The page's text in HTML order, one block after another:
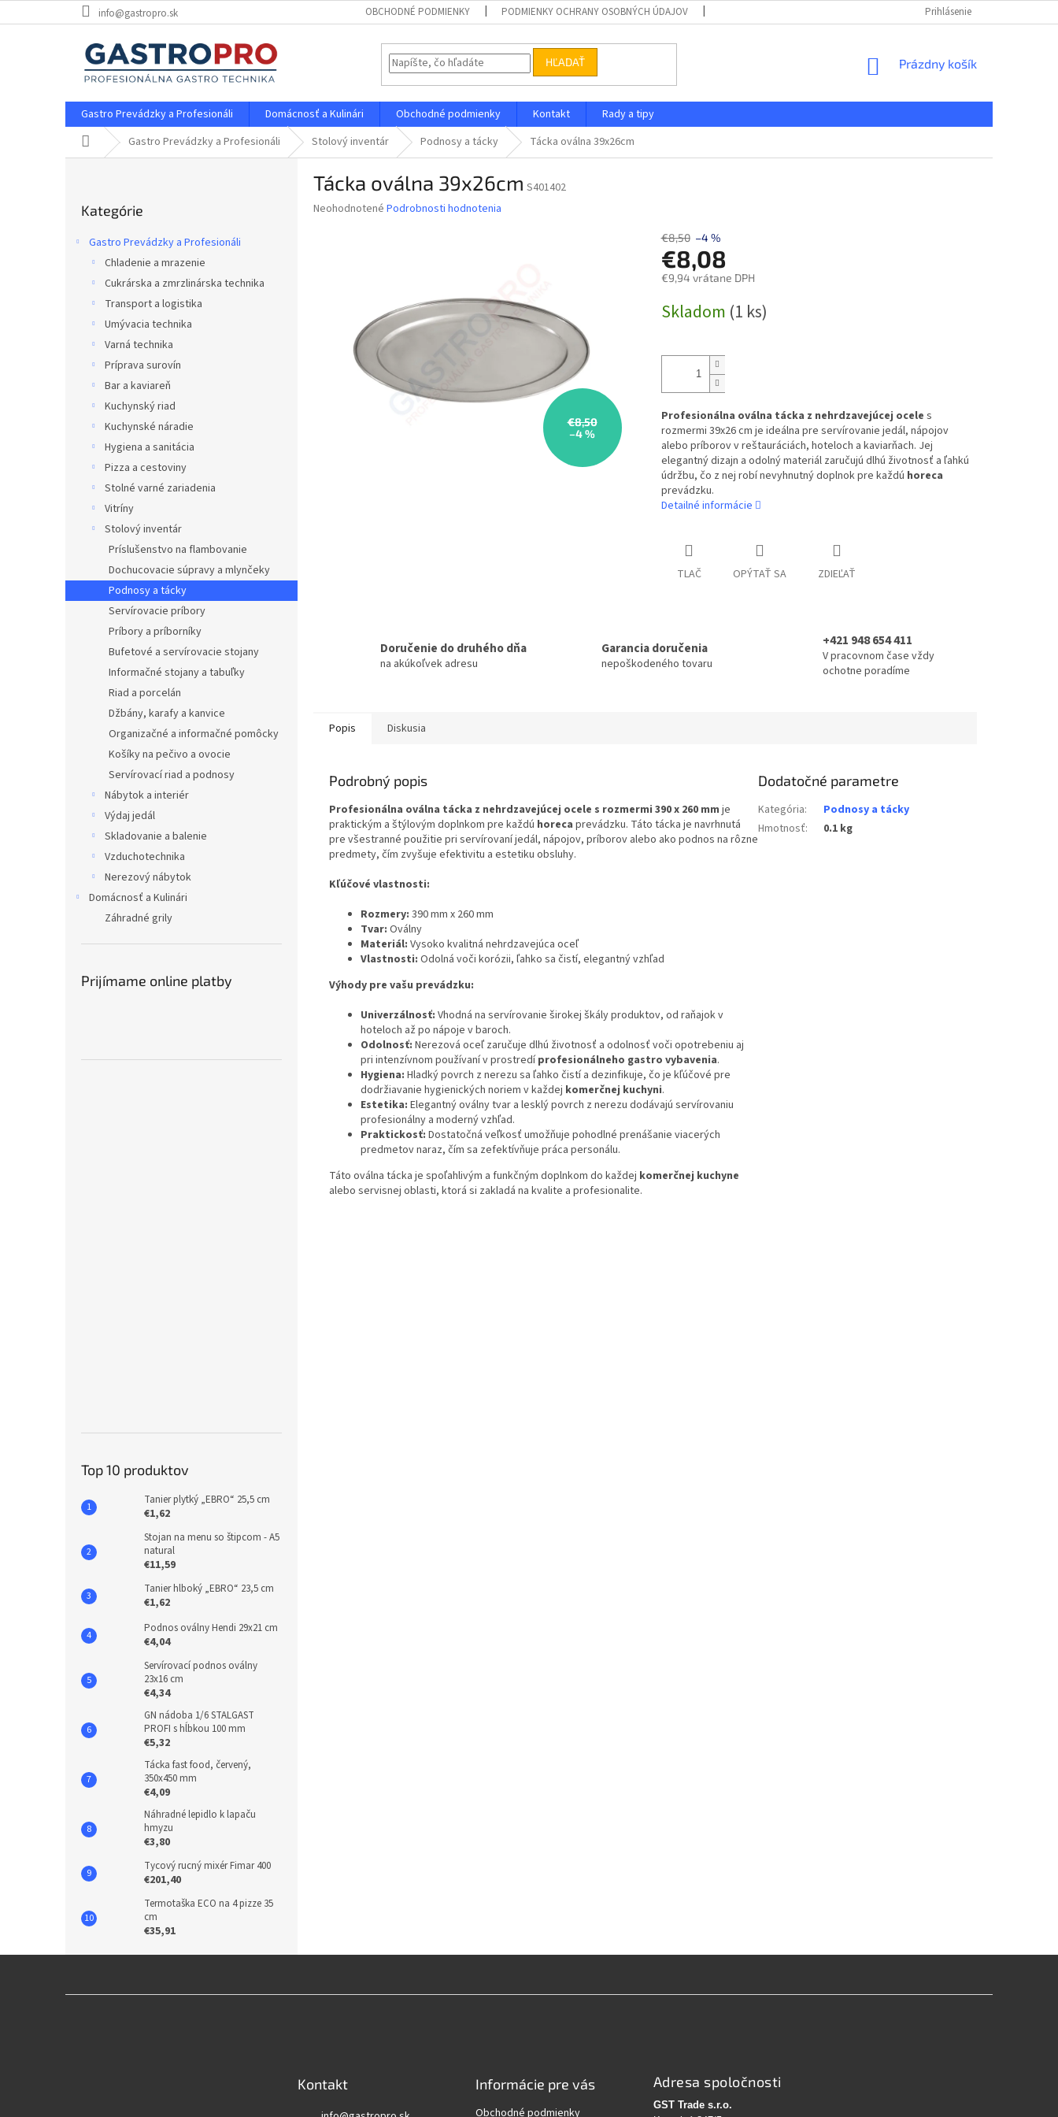
na
info@gastropro.sk OBCHODNÉ PODMIENKY PODMIENKY OCHRANY OSOBNÝCH ÚDAJOV DOPRAVA A PLATBA
Prihlásenie
HĽADAŤ
NÁKUPNÝ
Prázdny košík
Gastro Prevádzky a Profesionáli Domácnosť a Kulinári Obchodné podmienky Kontakt
Rady a tipy
Domov Gastro Prevádzky a Profesionáli Stolový inventár Podnosy a tácky Tácka oválna 39x26cm
kategórie
Kategórie
Gastro Prevádzky a Profesionáli
Chladenie a mrazenie
Cukrárska a zmrzlinárska technika
Transport a logistika
Umývacia technika
Varná technika
Príprava surovín
Bar a kaviareň
Kuchynský riad
Kuchynské náradie
Hygiena a sanitácia
Pizza a cestoviny
Stolné varné zariadenia
Vitríny
Stolový inventár
Príslušenstvo na flambovanie
Dochucovacie súpravy a mlynčeky
Podnosy a tácky
Servírovacie príbory
Príbory a príborníky
Bufetové a servírovacie stojany
Informačné stojany a tabuľky
Riad a porcelán
Džbány, karafy a kanvice
Organizačné a informačné pomôcky
Košíky na pečivo a ovocie
Servírovací riad a podnosy
Nábytok a interiér
Výdaj jedál
Skladovanie a balenie
Vzduchotechnika
Nerezový nábytok
Domácnosť a Kulinári
Záhradné grily
Prijímame online platby
Top 10 produktov
Tanier plytký „EBRO“ 25,5 cm
€1,62
Stojan na menu so štipcom - A5
natural
€11,59
Tanier hlboký „EBRO“ 23,5 cm
€1,62
Podnos oválny Hendi 29x21 cm
€4,04
Servírovací podnos oválny
23x16 cm
€4,34
GN nádoba 1/6 STALGAST
PROFI s hĺbkou 100 mm
€5,32
Tácka fast food, červený,
350x450 mm
€4,09
Náhradné lepidlo k lapaču
hmyzu
€3,80
Tycový rucný mixér Fimar 400
€201,40
Termotaška ECO na 4 pizze 35
cm
€35,91
Tácka oválna 39x26cm S401402
Priemerné
Neohodnotené Podrobnosti hodnotenia
€8,50
–4 %
€8,50 –4 %
€8,08
€9,94 vrátane DPH
cena:
Skladom (1 ks)
Profesionálna oválna tácka z nehrdzavejúcej ocele s
rozmermi 39x26 cm je ideálna pre servírovanie jedál, nápojov
alebo príborov v reštauráciách, hoteloch a kaviarňach. Jej
elegantný dizajn a odolný materiál zaručujú dlhú životnosť a ľahkú
údržbu, čo z nej robí nevyhnutný doplnok pre každú horeca
prevádzku.
Detailné informácie
TLAČ OPÝTAŤ SA ZDIEĽAŤ
Doručenie do druhého dňa
na akúkoľvek adresu
Garancia doručenia
nepoškodeného tovaru
+421 948 654 411
V pracovnom čase vždy
ochotne poradíme
Popis Diskusia
Podrobný popis
Profesionálna oválna tácka z nehrdzavejúcej ocele s rozmermi 390 x 260 mm je
praktickým a štýlovým doplnkom pre každú horeca prevádzku. Táto tácka je navrhnutá
pre všestranné použitie pri servírovaní jedál, nápojov, príborov alebo ako podnos na rôzne
predmety, čím zvyšuje efektivitu a estetiku obsluhy.
Kľúčové vlastnosti:
Rozmery: 390 mm x 260 mm
Tvar: Oválny
Materiál: Vysoko kvalitná nehrdzavejúca oceľ
Vlastnosti: Odolná voči korózii, ľahko sa čistí, elegantný vzhľad
Výhody pre vašu prevádzku:
Univerzálnosť: Vhodná na servírovanie širokej škály produktov, od raňajok v
hoteloch až po nápoje v baroch.
Odolnosť: Nerezová oceľ zaručuje dlhú životnosť a odolnosť voči opotrebeniu aj
pri intenzívnom používaní v prostredíprofesionálneho gastro vybavenia.
Hygiena: Hladký povrch z nerezu sa ľahko čistí a dezinfikuje, čo je kľúčové pre
dodržiavanie hygienických noriem v každej komerčnej kuchyni.
Estetika: Elegantný oválny tvar a lesklý povrch z nerezu dodávajú servírovaniu
profesionálny a moderný vzhľad.
Praktickosť: Dostatočná veľkosť umožňuje pohodlné prenášanie viacerých
predmetov naraz, čím sa zefektívňuje práca personálu.
Táto oválna tácka je spoľahlivým a funkčným doplnkom do každej komerčnej kuchyne
alebo servisnej oblasti, ktorá si zakladá na kvalite a profesionalite.
Dodatočné parametre
Kategória:
Podnosy a tácky
Hmotnosť: 0.1 kg
Kontakt Informácie pre vás
Obchodné podmienky
Adresa spoločnosti
GST Trade s.r.o.